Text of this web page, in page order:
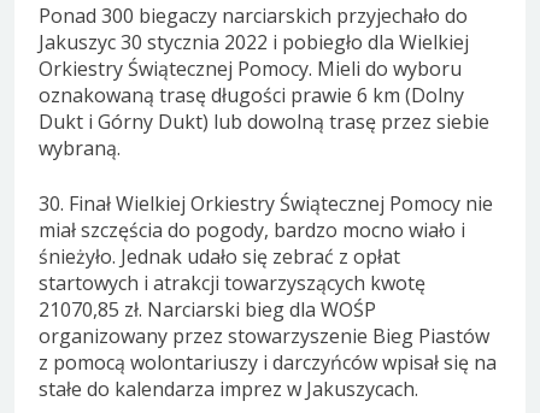
Ponad 300 biegaczy narciarskich przyjechało do
Jakuszyc 30 stycznia 2022 i pobiegło dla Wielkiej
Orkiestry Świątecznej Pomocy. Mieli do wyboru
oznakowaną trasę długości prawie 6 km (Dolny
Dukt i Górny Dukt) lub dowolną trasę przez siebie
wybraną.
30. Finał Wielkiej Orkiestry Świątecznej Pomocy nie
miał szczęścia do pogody, bardzo mocno wiało i
śnieżyło. Jednak udało się zebrać z opłat
startowych i atrakcji towarzyszących kwotę
21070,85 zł. Narciarski bieg dla WOŚP
organizowany przez stowarzyszenie Bieg Piastów
z pomocą wolontariuszy i darczyńców wpisał się na
stałe do kalendarza imprez w Jakuszycach.